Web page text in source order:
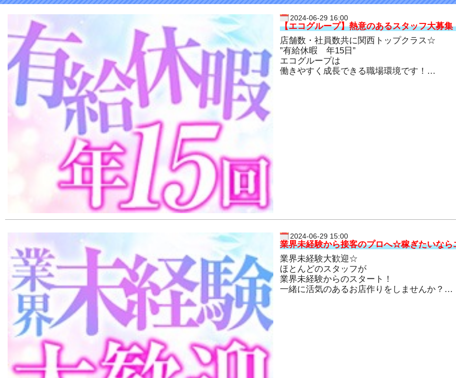
2024-06-29 16:00
【エコグループ】熱意のあるスタッフ大募集
店舗数・社員数共に関西トップクラス☆
”有給休暇 年15日”
エコグループは
働きやすく成長できる職場環境です！
2024-06-29 15:00
業界未経験から接客のプロへ☆稼ぎたいなら
業界未経験大歓迎☆
ほとんどのスタッフが
業界未経験からのスタート！
一緒に活気のあるお店作りをしませんか？